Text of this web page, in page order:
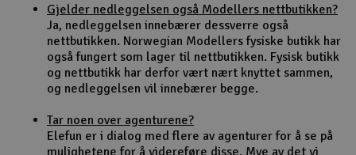
Solenergi
Sparkesykler & elkjøretøy
Gavekort
Gjelder nedleggelsen også Modellers nettbutikken?
Ja, nedleggelsen innebærer dessverre også
nettbutikken. Norwegian Modellers fysiske butikk har
også fungert som lager til nettbutikken. Fysisk butikk
og nettbutikk har derfor vært nært knyttet sammen,
og nedleggelsen vil innebærer begge.
Tar noen over agenturene?
Elefun er i dialog med flere av agenturer for å se på
mulighetene for å videreføre disse. Mye av det vi